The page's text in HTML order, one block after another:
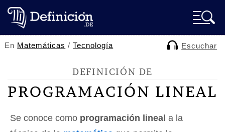
En Matemáticas /Tecnología Escuchar
DEFINICIÓN DE
PROGRAMACIÓN LINEAL
Se conoce como programación lineal a la